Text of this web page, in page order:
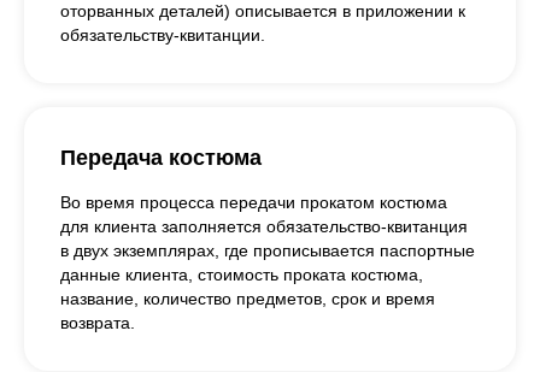
оторванных деталей) описывается в приложении к
обязательству-квитанции.
Передача костюма
Во время процесса передачи прокатом костюма
для клиента заполняется обязательство-квитанция
в двух экземплярах, где прописывается паспортные
данные клиента, стоимость проката костюма,
название, количество предметов, срок и время
возврата.